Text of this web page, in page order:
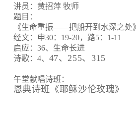
讲员：黄招萍 牧师
题目：
《生命重振——把船开到水深之处》
经文：申30：19-20，路5：1-11
启应：36、生命长进
诗歌：4、 47、255、315
午堂献唱诗班：
恩典诗班《耶稣沙伦玫瑰》